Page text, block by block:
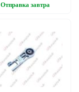
Отправка завтра